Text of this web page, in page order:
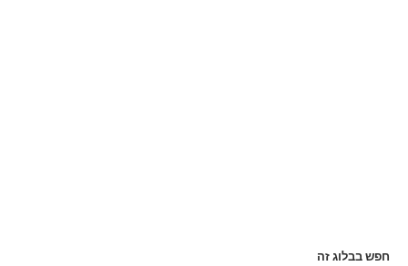
חפש בבלוג זה